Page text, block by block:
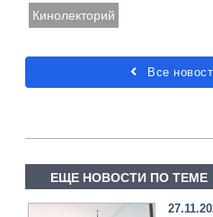
Кинолекторий
Все
ЕЩЕ НОВОСТИ ПО ТЕМЕ